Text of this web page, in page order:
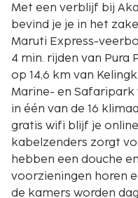
Met een verblijf bij
bevind je je in het
Maruti Express-
4 min. rijden van Pura
op 14,6 km van
Marine- en Safaripark
in één van de 16
gratis wifi blijf je
kabelzenders zorgt
hebben een douche
voorzieningen horen
de kamers worden